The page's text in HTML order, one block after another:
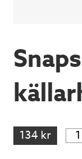
134 kr